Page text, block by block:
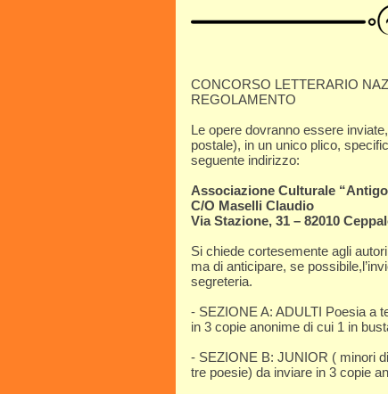
CONCORSO LETTERARIO
REGOLAMENTO
Le opere dovranno essere
postale), in un unico plico,
seguente indirizzo:
Associazione Culturale
C/O Maselli Claudio
Via Stazione, 31 – 82010
Si chiede cortesemente agli
ma di anticipare, se
segreteria.
- SEZIONE A: ADULTI Poesia a
in 3 copie anonime di cui 1 in
- SEZIONE B: JUNIOR ( minori
tre poesie) da inviare in 3 copie